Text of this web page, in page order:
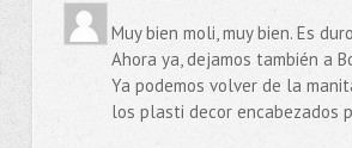
Muy bien moli, muy bien. Es
Ahora ya, dejamos también a
Ya podemos volver de la
los plasti decor encabezados